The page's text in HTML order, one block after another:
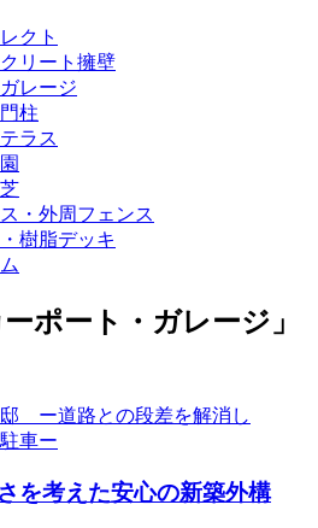
クト
リート擁壁
レージ
柱
ラス
・外周フェンス
樹脂デッキ
ポート・ガレージ」
を考えた安心の新築外構